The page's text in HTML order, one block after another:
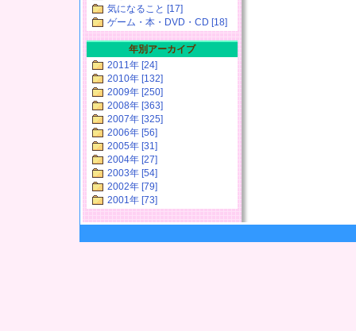
気になること [17]
ゲーム・本・DVD・CD [18]
年別アーカイブ
2011年 [24]
2010年 [132]
2009年 [250]
2008年 [363]
2007年 [325]
2006年 [56]
2005年 [31]
2004年 [27]
2003年 [54]
2002年 [79]
2001年 [73]